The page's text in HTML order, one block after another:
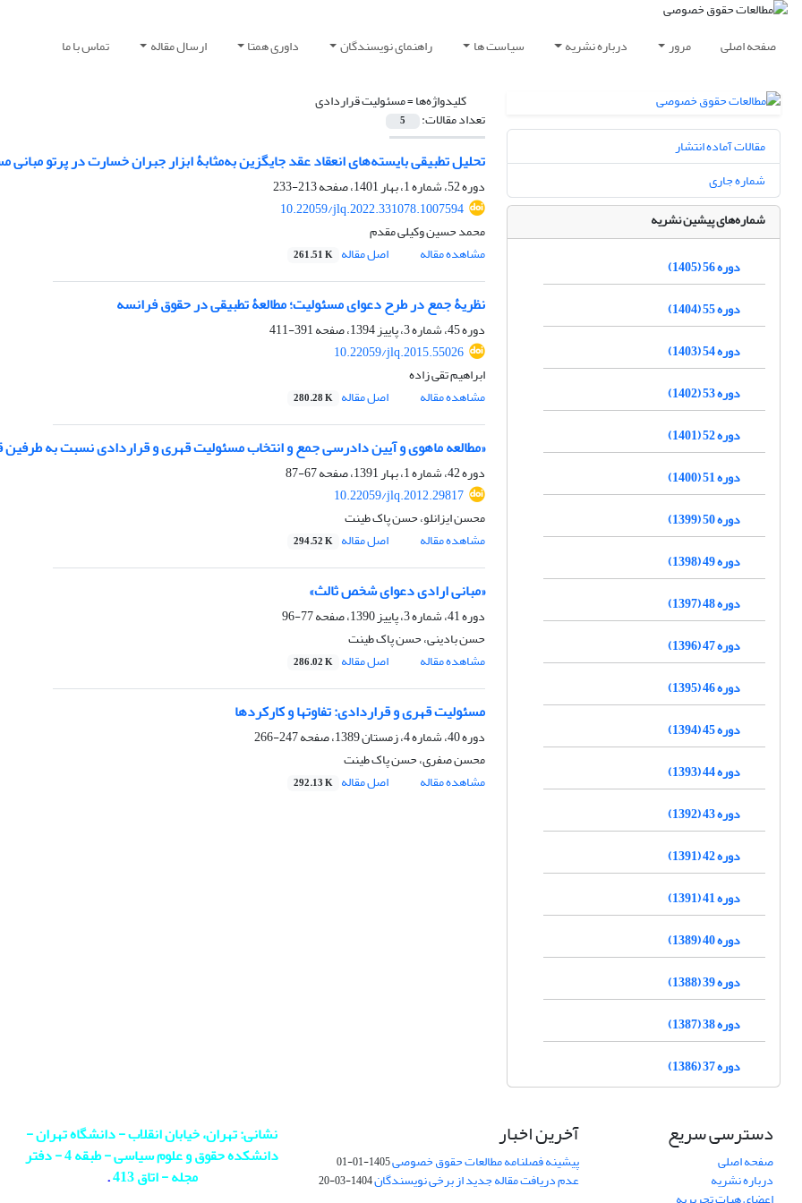
صفحه اصلی مرور درباره نشریه سیاست ها راهنمای نویسندگان داوری همتا ارسال مقاله تماس با ما
کلیدواژه‌ها =مسئولیت قراردادی
تعداد مقالات: 5
تحلیل تطبیقی بایسته‌های انعقاد عقد جایگزین به‌مثابۀ ابزار جبران ‏خسارت در پرتو
دوره 52، شماره 1، بهار 1401، صفحه
213-233
10.22059/jlq.2022.331078.1007594
محمد حسین وکیلی مقدم
مشاهده مقاله
اصل مقاله 261.51 K
نظریۀ جمع در طرح دعوای مسئولیت؛ مطالعۀ تطبیقی در حقوق فرانسه
دوره 45، شماره 3، پاییز 1394، صفحه
391-411
10.22059/jlq.2015.55026
ابراهیم تقی زاده
مشاهده مقاله
اصل مقاله 280.28 K
«مطالعه ماهوی و آیین دادرسی جمع و انتخاب مسئولیت قهری و قراردادی نسبت به طرفین
دوره 42، شماره 1، بهار 1391، صفحه
67-87
10.22059/jlq.2012.29817
محسن ایزانلو، حسن پاک طینت
مشاهده مقاله
اصل مقاله 294.52 K
«مبانی ارادی دعوای شخص ثالث»
دوره 41، شماره 3، پاییز 1390، صفحه
77-96
حسن بادینی، حسن پاک طینت
مشاهده مقاله
اصل مقاله 286.02 K
مسئولیت قهری و قراردادی: تفاوتها و کارکردها
دوره 40، شماره 4، زمستان 1389، صفحه
247-266
محسن صفری، حسن پاک طینت
مشاهده مقاله
اصل مقاله 292.13 K
مقالات آماده انتشار
شماره جاری
شماره‌های پیشین نشریه
دوره 56 (1405)
دوره 55 (1404)
دوره 54 (1403)
دوره 53 (1402)
دوره 52 (1401)
دوره 51 (1400)
دوره 50 (1399)
دوره 49 (1398)
دوره 48 (1397)
دوره 47 (1396)
دوره 46 (1395)
دوره 45 (1394)
دوره 44 (1393)
دوره 43 (1392)
دوره 42 (1391)
دوره 41 (1391)
دوره 40 (1389)
دوره 39 (1388)
دوره 38 (1387)
دوره 37 (1386)
دسترسی سریع
صفحه اصلی
درباره نشریه
آخرین اخبار
پیشینه فصلنامه مطالعات حقوق خصوصی1405-01-01
عدم دریافت مقاله جدید از برخی نویسندگان1404-03-20
نشانی: تهران، خیابان انقلاب - دانشگاه تهران -
دانشکده حقوق و علوم سیاسی - طبقه 4 - دفتر
مجله - اتاق 413
.